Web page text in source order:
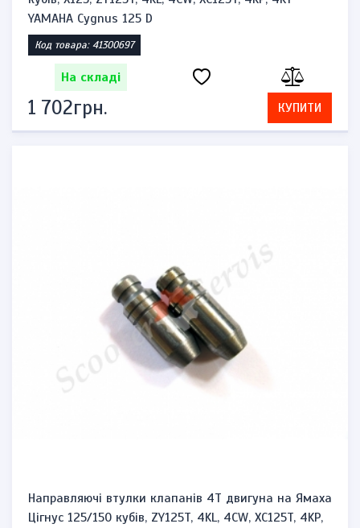
YAMAHA Cygnus 125 D
Код товара: 41300697
На складі
1 702грн. КУПИТИ
Направляючі втулки клапанів 4T двигуна на Ямаха
Цігнус 125/150 кубів, ZY125T, 4KL, 4CW, XC125T, 4KP,